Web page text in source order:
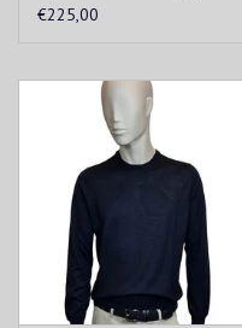
€225,00